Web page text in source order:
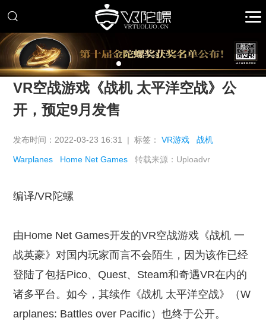
推广
VR空战游戏《战机 太平洋空战》公
开，预定9月发售
发布时间：2022-03-23 16:31 | 标签：VR游戏 战机
Warplanes Home Net Games 转载来源：Uploadvr
编译/VR陀螺
由Home Net Games开发的VR空战游戏《战机 一
战英豪》对国内玩家而言不会陌生，因为该作已经
登陆了包括Pico、Quest、Steam和奇遇VR在内的
诸多平台。如今，其续作《战机 太平洋空战》（W
arplanes: Battles over Pacific）也终于公开。